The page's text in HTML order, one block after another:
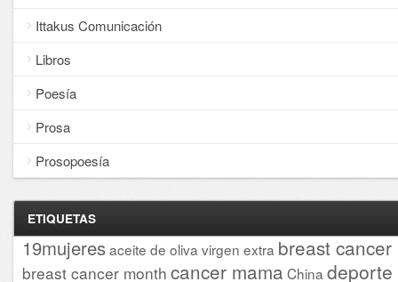
Ittakus Comunicación
Libros
Poesía
Prosa
Prosopoesía
ETIQUETAS
19mujeresaceite de oliva virgen extra breast cancer
breast cancer month cancer mama China deporte